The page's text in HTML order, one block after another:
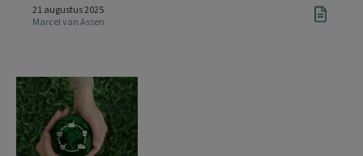
21 augustus 2025
Marcel van Assen